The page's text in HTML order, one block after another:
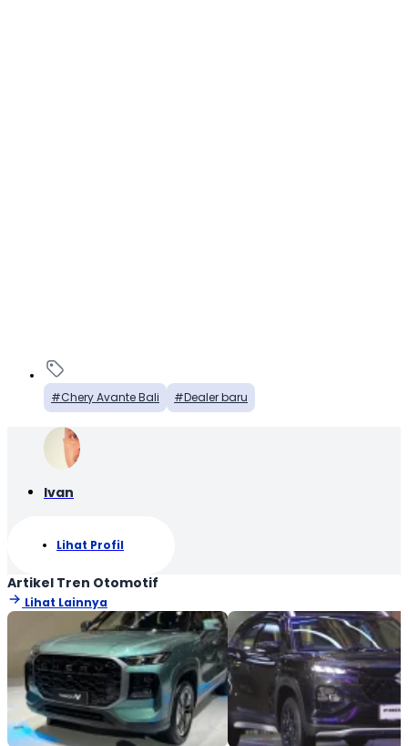
Chery Avante Bali Dealer baru
Ivan
Lihat Profil
Artikel Tren Otomotif
Lihat Lainnya